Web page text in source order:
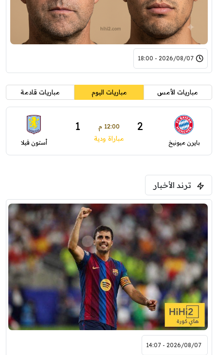
2026/08/07 - 18:00
مباريات الأمس مباريات اليوم مباريات قادمة
بايرن ميونيخ
2 12:00 م 1
مباراة ودية أستون فيلا
ترند الأخبار
2026/08/07 - 14:07